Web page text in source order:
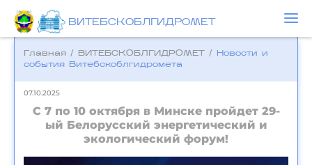
ВИТЕБСКОБЛГИДРОМЕТ
Главная / ВИТЕБСКОБЛГИДРОМЕТ /
Новости и
события Bитебскоблгидромета
07.10.2025
С 7 по 10 октября в Минске пройдет 29-
ый Белорусский энергетический и
экологический форум!